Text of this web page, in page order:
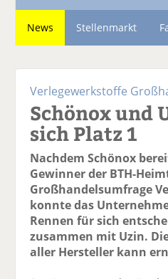
News Stellenmarkt
Verlegewerkstoffe
Schönox und
sich Platz 1
Nachdem Schönox
Gewinner der BTH-
Großhandelsumfrage
konnte das
Rennen für sich
zusammen mit Uzin.
aller Hersteller kann